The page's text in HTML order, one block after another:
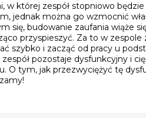
w której zespół stopniowo będzie
jednak można go wzmocnić
się, budowanie zaufania wiąże
przyspieszyć. Za to w zespole
szybko i zacząć od pracy u
pozostaje dysfunkcyjny i
O tym, jak przezwyciężyć tę